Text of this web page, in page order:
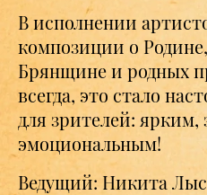
В исполнении
композиции о
Брянщине и родных
всегда, это стало
для зрителей:
эмоциональным!
Ведущий: Никита